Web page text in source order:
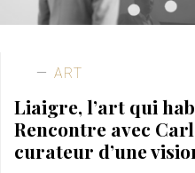
ART
Liaigre, l’art qui
Rencontre avec
curateur d’une